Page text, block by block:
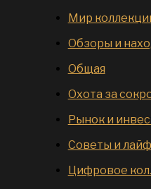
Мир
Обзоры и
Общая
Охота за
Рынок и
Советы и
Цифровое